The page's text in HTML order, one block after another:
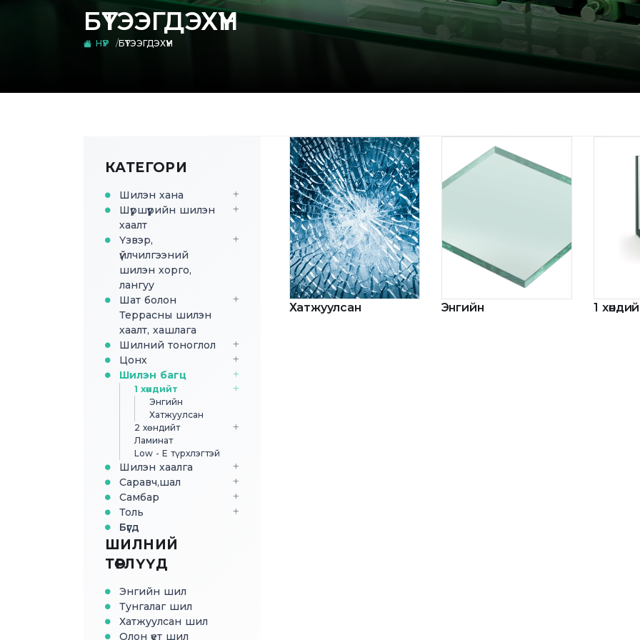
БҮТЭЭГДЭХҮҮН
НҮҮР БҮТЭЭГДЭХҮҮН
КАТЕГОРИ
Шилэн хана
Шүршүүрийн шилэн
хаалт
Үзвэр,
үйлчилгээний
шилэн хорго,
лангуу
Шат болон
Террасны шилэн
хаалт, хашлага
Шилний тоноглол
Цонх
Шилэн багц
1 хөндийт
Энгийн
Хатжуулсан
2 хөндийт
Ламинат
Low - E түрхлэгтэй
Шилэн хаалга
Саравч,шал
Самбар
Толь
Бүгд
ШИЛНИЙ
ТӨРЛҮҮД
Энгийн шил
Тунгалаг шил
Хатжуулсан шил
Олон үет шил
Хатжуулсан Энгийн 1